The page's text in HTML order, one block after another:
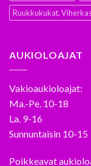
Ruukkukukat,
AUKIOLOAJAT
Vakioaukioloajat:
Ma.-Pe. 10-18
La. 9-16
Sunnuntaisin 10-15
Poikkeavat